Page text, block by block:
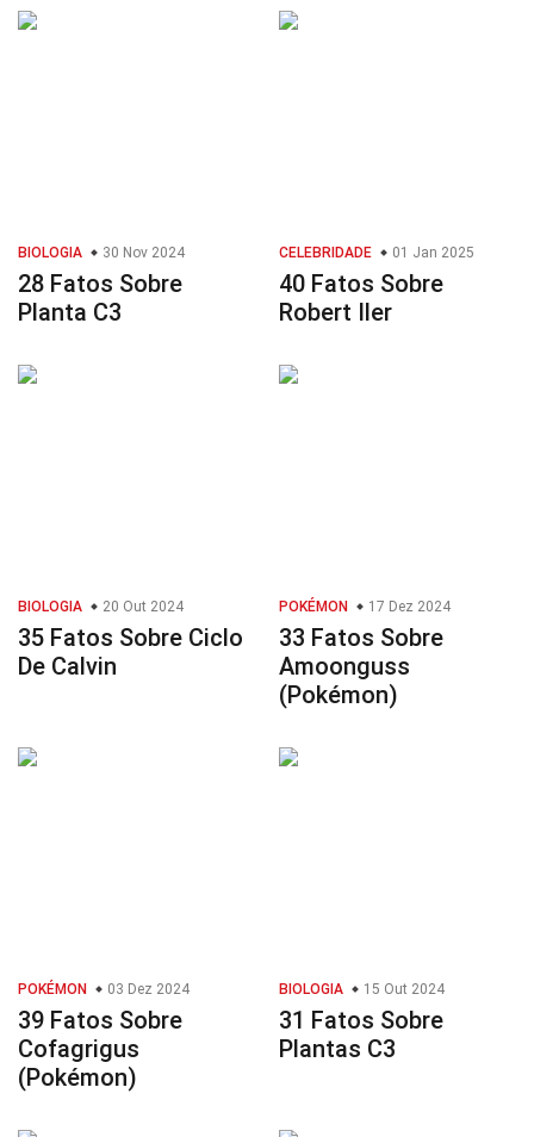
BIOLOGIA 30 Nov 2024
28 Fatos Sobre
Planta C3
CELEBRIDADE 01 Jan 2025
40 Fatos Sobre
Robert Iler
BIOLOGIA 20 Out 2024
35 Fatos Sobre Ciclo
De Calvin
POKÉMON 17 Dez 2024
33 Fatos Sobre
Amoonguss
(Pokémon)
POKÉMON 03 Dez 2024
39 Fatos Sobre
Cofagrigus
(Pokémon)
BIOLOGIA 15 Out 2024
31 Fatos Sobre
Plantas C3